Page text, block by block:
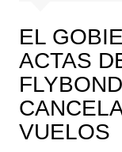
EL
ACTAS
VUELOS